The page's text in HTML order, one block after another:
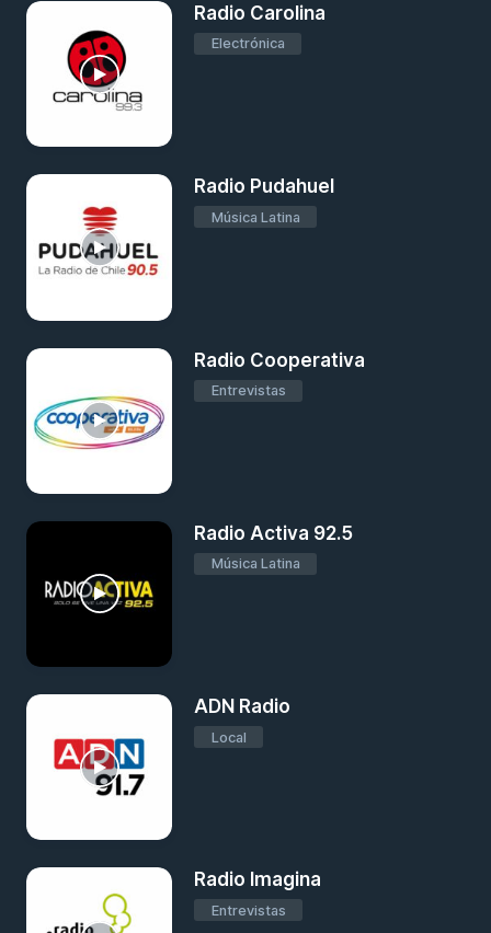
Radio Carolina
Electrónica
Radio Pudahuel
Música Latina
Radio Cooperativa
Entrevistas
Radio Activa 92.5
Música Latina
ADN Radio
Local
Radio Imagina
Entrevistas